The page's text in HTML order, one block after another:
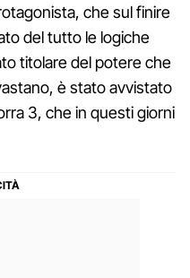
che sul finire
del tutto le logiche
titolare del potere che
è stato avvistato
3, che in questi giorni